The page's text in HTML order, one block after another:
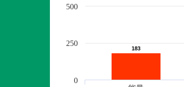
183
183
0
250
500